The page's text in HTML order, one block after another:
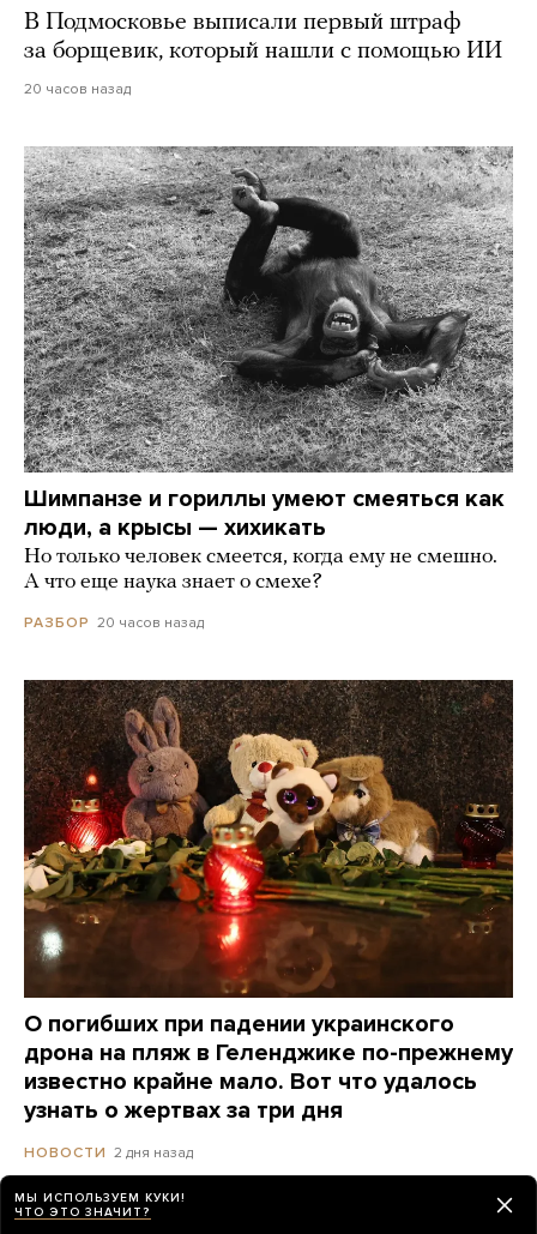
В Подмосковье выписали первый штраф
за борщевик, который нашли с помощью ИИ
20 часов назад
Шимпанзе и гориллы умеют смеяться как
люди, а крысы — хихикать
Но только человек смеется, когда ему не смешно.
А что еще наука знает о смехе?
РАЗБОР 20 часов назад
О погибших при падении украинского
дрона на пляж в Геленджике по-прежнему
известно крайне мало. Вот что удалось
узнать о жертвах за три дня
НОВОСТИ 2 дня назад
Атакован очередной склад Wildberries —
МЫ ИСПОЛЬЗУЕМ КУКИ!
ЧТО ЭТО ЗНАЧИТ?